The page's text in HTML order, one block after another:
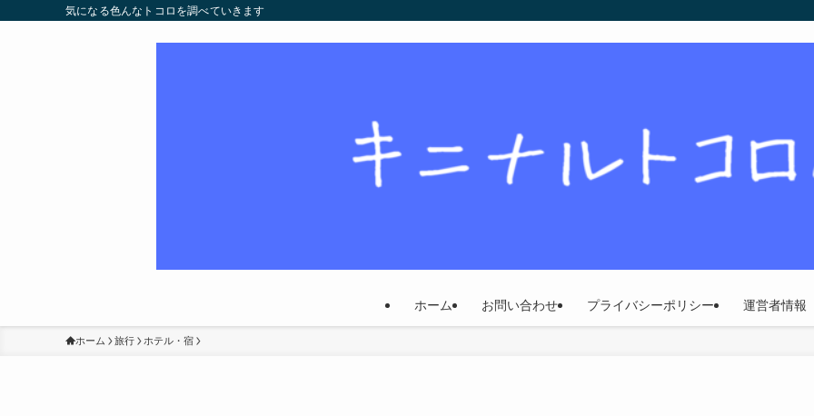
気になる色んなトコロを調べていきます
ホーム お問い合わせ プライバシーポリシー 運営者情報
ホーム 旅行 ホテル・宿